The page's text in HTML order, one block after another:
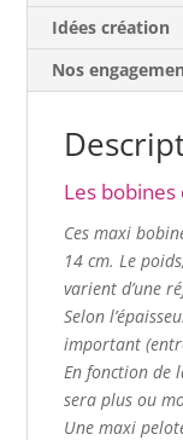
Idées création
Nos
Les
Ces maxi
14 cm.Le
varient d’une
Selon
important
En fonction de
sera plus ou
Une maxi